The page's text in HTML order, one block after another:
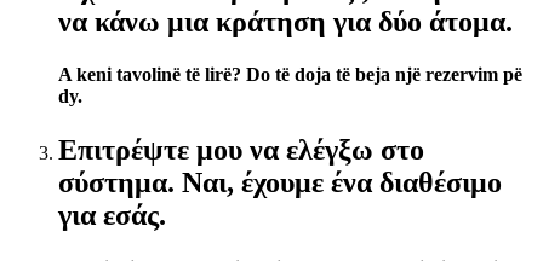
να κάνω μια κράτηση για δύο άτομα.
A keni tavolinë të lirë? Do të doja të beja një rezervim pë
dy.
Επιτρέψτε μου να ελέγξω στο
σύστημα. Ναι, έχουμε ένα διαθέσιμο
για εσάς.